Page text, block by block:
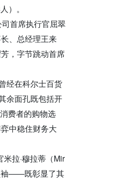
）。
首席执行官屈翠
、总经理王来
，字节跳动首席
经在科尔士百货
余面孔既包括开
费者的购物选
中稳住财务大
拉·穆拉蒂（Mir
袖——既彰显了其